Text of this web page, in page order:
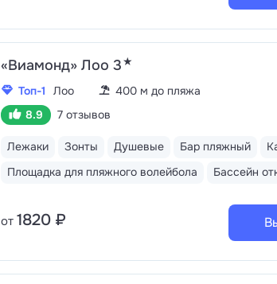
«Виамонд» Лоо 3★
Топ-1 Лоо
400 м до пляжа
8.9
7 отзывов
Лежаки Зонты Душевые Бар пляжный
Площадка для пляжного волейбола
Бассейн
от 1820 ₽